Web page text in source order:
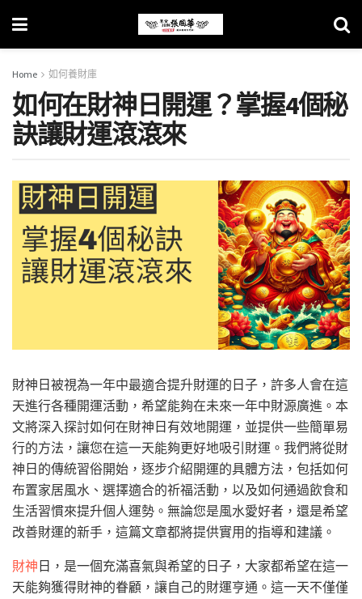
Home 如何養財庫
如何在財神日開運？掌握4個秘
訣讓財運滾滾來
財神日被視為一年中最適合提升財運的日子，許多人會在這
天進行各種開運活動，希望能夠在未來一年中財源廣進。本
文將深入探討如何在財神日有效地開運，並提供一些簡單易
行的方法，讓您在這一天能夠更好地吸引財運。我們將從財
神日的傳統習俗開始，逐步介紹開運的具體方法，包括如何
布置家居風水、選擇適合的祈福活動，以及如何通過飲食和
生活習慣來提升個人運勢。無論您是風水愛好者，還是希望
改善財運的新手，這篇文章都將提供實用的指導和建議。
財神 日，是一個充滿喜氣與希望的日子，大家都希望在這一
天能夠獲得財神的眷顧，讓自己的財運亨通。這一天不僅僅